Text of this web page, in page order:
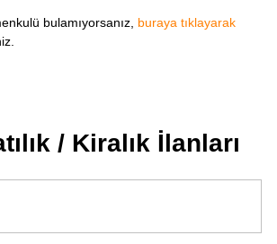
bulamıyorsanız, buraya tıklayarak
/ Kiralık İlanları